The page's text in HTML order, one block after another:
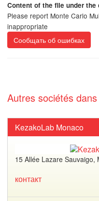
Content of the file under
Please report Monte Carlo
inappropriate
Сообщать об ошибках
Autres sociétés
KezakoLab Monaco
15 Allée Lazare Sauvaigo,
контакт